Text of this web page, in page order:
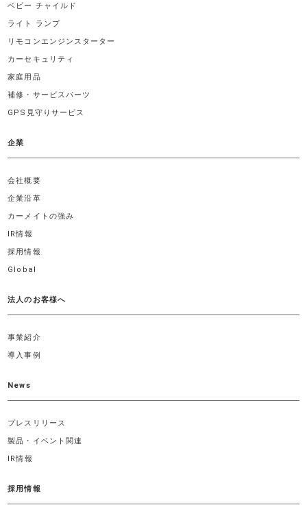
ベビー チャイルド
ライト ランプ
リモコンエンジンスターター
カーセキュリティ
家庭用品
補修・サービスパーツ
GPS見守りサービス
企業
会社概要
企業沿革
カーメイトの強み
IR情報
採用情報
Global
法人のお客様へ
事業紹介
導入事例
News
プレスリリース
製品・イベント関連
IR情報
採用情報